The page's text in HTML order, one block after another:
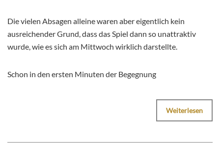
Die vielen Absagen alleine waren aber eigentlich kein
ausreichender Grund, dass das Spiel dann so unattraktiv
wurde, wie es sich am Mittwoch wirklich darstellte.
Schon in den ersten Minuten der Begegnung
Weiterlesen